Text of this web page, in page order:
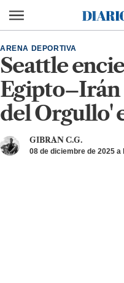
Diario de México
Seattle
Egipto–Irán
del Orgullo'
ARENA DEPORTIVA
GIBRAN C.G.
08 de diciembre de 2025 a